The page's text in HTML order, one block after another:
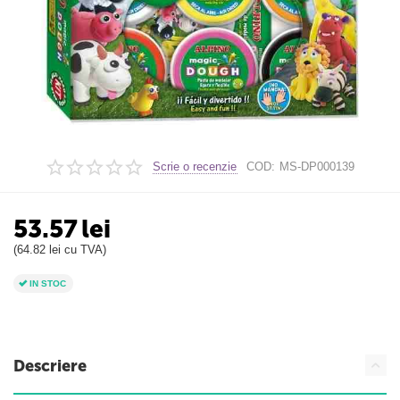
Scrie o recenzie COD: MS-DP000139
53.57lei
(64.82 lei cu TVA)
IN STOC
Descriere